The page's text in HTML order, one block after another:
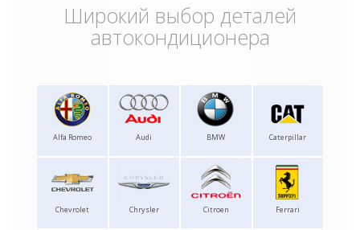
Широкий выбор деталей
автокондиционера
Alfa Romeo Audi BMW Caterpillar
Chevrolet Chrysler Citroen Ferrari